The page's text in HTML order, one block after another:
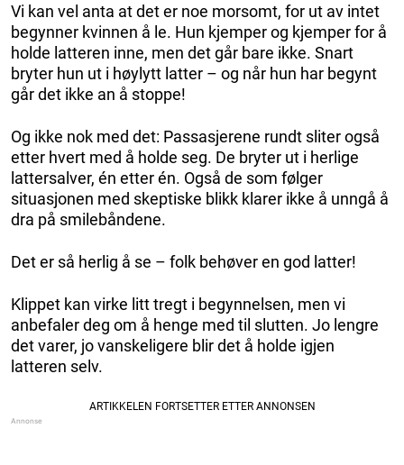
Vi kan vel anta at det er noe morsomt, for ut av intet
begynner kvinnen å le. Hun kjemper og kjemper for å
holde latteren inne, men det går bare ikke. Snart
bryter hun ut i høylytt latter – og når hun har begynt
går det ikke an å stoppe!
Og ikke nok med det: Passasjerene rundt sliter også
etter hvert med å holde seg. De bryter ut i herlige
lattersalver, én etter én. Også de som følger
situasjonen med skeptiske blikk klarer ikke å unngå å
dra på smilebåndene.
Det er så herlig å se – folk behøver en god latter!
Klippet kan virke litt tregt i begynnelsen, men vi
anbefaler deg om å henge med til slutten. Jo lengre
det varer, jo vanskeligere blir det å holde igjen
latteren selv.